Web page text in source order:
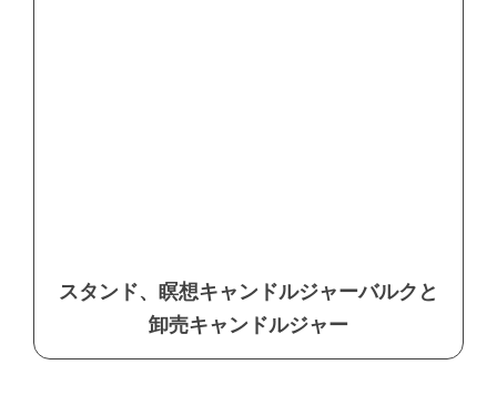
スタンド、瞑想キャンドルジャーバルクと
卸売キャンドルジャー